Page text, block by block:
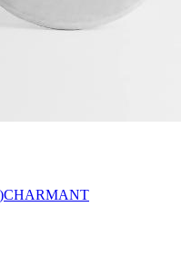
CHARMANT